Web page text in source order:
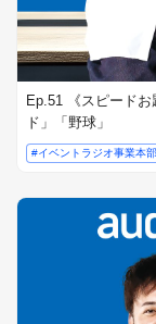
Ep.51 《スピード
ド」「野球」
#イベントラジオ事業本部